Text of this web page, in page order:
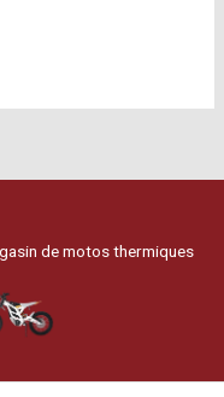
de motos thermiques